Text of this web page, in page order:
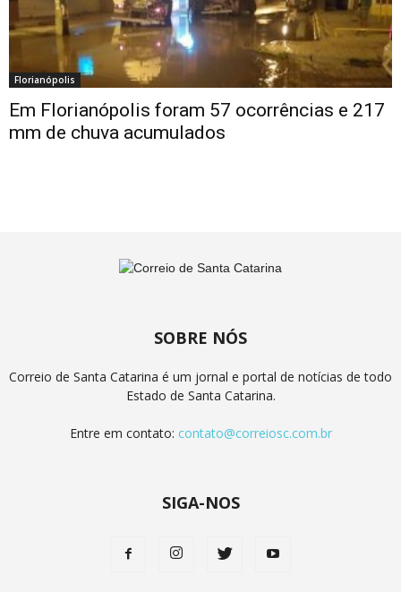
Florianópolis
Em Florianópolis foram 57 ocorrências e 217
mm de chuva acumulados
SOBRE NÓS
Correio de Santa Catarina é um jornal e portal de notícias de todo
Estado de Santa Catarina.
Entre em contato: contato@correiosc.com.br
SIGA-NOS